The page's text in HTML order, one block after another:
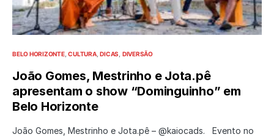
BELO HORIZONTE CULTURA DICAS DIVERSÃO
João Gomes, Mestrinho e Jota.pê
apresentam o show “Dominguinho” em
Belo Horizonte
João Gomes, Mestrinho e Jota.pê – @kaiocads. Evento no